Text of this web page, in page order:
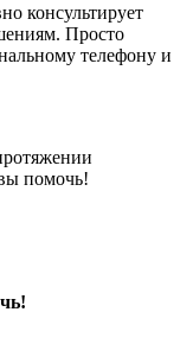
консультирует
Просто
телефону и
помочь!